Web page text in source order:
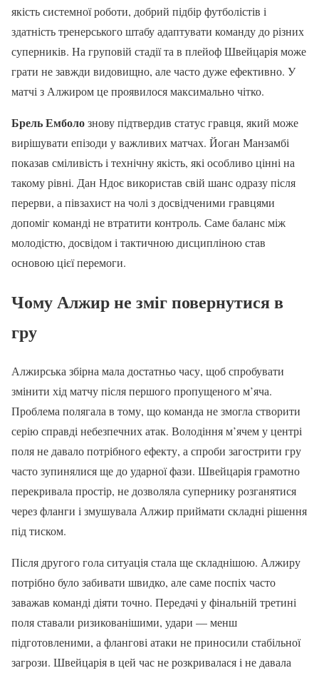
якість системної роботи, добрий підбір футболістів і
здатність тренерського штабу адаптувати команду до різних
суперників. На груповій стадії та в плейоф Швейцарія може
грати не завжди видовищно, але часто дуже ефективно. У
матчі з Алжиром це проявилося максимально чітко.
Брель Емболознову підтвердив статус гравця, який може
вирішувати епізоди у важливих матчах. Йоган Манзамбі
показав сміливість і технічну якість, які особливо цінні на
такому рівні. Дан Ндоє використав свій шанс одразу після
перерви, а півзахист на чолі з досвідченими гравцями
допоміг команді не втратити контроль. Саме баланс між
молодістю, досвідом і тактичною дисципліною став
основою цієї перемоги.
Чому Алжир не зміг повернутися в
гру
Алжирська збірна мала достатньо часу, щоб спробувати
змінити хід матчу після першого пропущеного м’яча.
Проблема полягала в тому, що команда не змогла створити
серію справді небезпечних атак. Володіння м’ячем у центрі
поля не давало потрібного ефекту, а спроби загострити гру
часто зупинялися ще до ударної фази. Швейцарія грамотно
перекривала простір, не дозволяла супернику розганятися
через фланги і змушувала Алжир приймати складні рішення
під тиском.
Після другого гола ситуація стала ще складнішою. Алжиру
потрібно було забивати швидко, але саме поспіх часто
заважав команді діяти точно. Передачі у фінальній третині
поля ставали ризикованішими, удари — менш
підготовленими, а флангові атаки не приносили стабільної
загрози. Швейцарія в цей час не розкривалася і не давала